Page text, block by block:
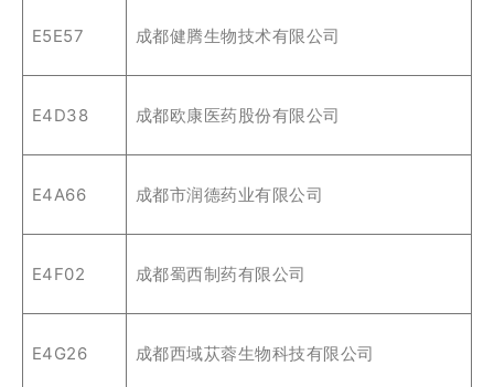
E5E57 成都健腾生物技术有限公司
E4D38 成都欧康医药股份有限公司
E4A66 成都市润德药业有限公司
E4F02 成都蜀西制药有限公司
E4G26 成都西域苁蓉生物科技有限公司